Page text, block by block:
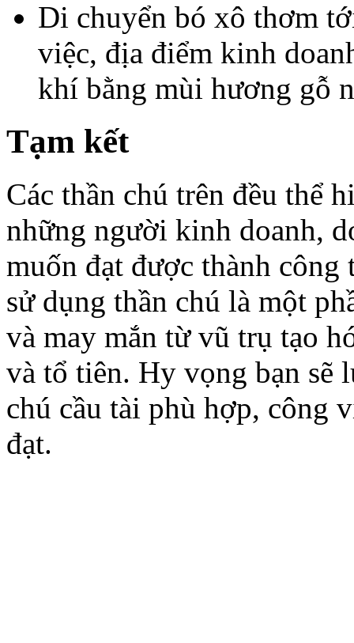
Di chuyển bó xô thơm
việc, địa điểm kinh
khí bằng mùi hương gỗ
Tạm kết
Các thần chú trên đều thể
những người kinh doanh,
muốn đạt được thành
sử dụng thần chú là một
và may mắn từ vũ trụ tạo
và tổ tiên. Hy vọng bạn sẽ
chú cầu tài phù hợp, công
đạt.